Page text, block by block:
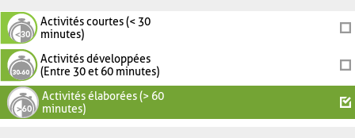
Activités courtes (< 30
minutes)
Activités développées
(Entre 30 et 60 minutes)
Activités élaborées (> 60
minutes)